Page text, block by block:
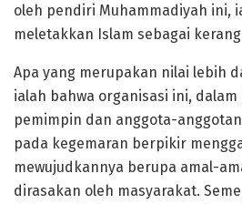
oleh pendiri Muhammadiyah ini,
meletakkan Islam sebagai
Apa yang merupakan nilai lebih
ialah bahwa organisasi ini,
pemimpin dan anggota-
pada kegemaran berpikir
mewujudkannya berupa amal-
dirasakan oleh masyarakat.